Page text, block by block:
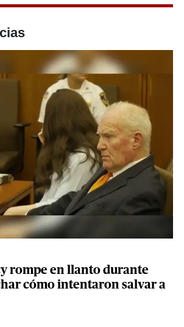
rompe en llanto durante
cómo intentaron salvar a